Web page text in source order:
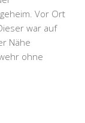
Vor Ort
war auf
Nähe
ohne